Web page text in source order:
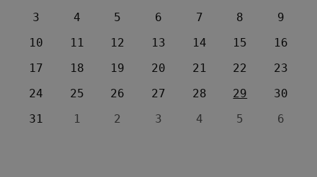
3
4 5 6 7 8
9
10
11 12 13 14 15
16
17
18 19 20 21 22
23
24
25 26 27 28 29
30
31
1 2 3 4 5 6